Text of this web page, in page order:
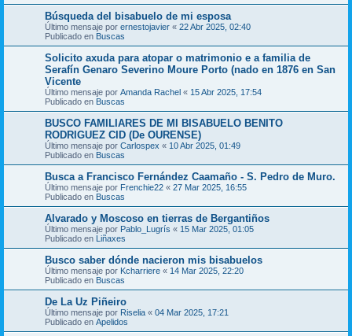
Búsqueda del bisabuelo de mi esposa
Último mensaje por ernestojavier « 22 Abr 2025, 02:40
Publicado en Buscas
Solicito axuda para atopar o matrimonio e a familia de
Serafín Genaro Severino Moure Porto (nado en 1876 en San
Vicente
Último mensaje por Amanda Rachel « 15 Abr 2025, 17:54
Publicado en Buscas
BUSCO FAMILIARES DE MI BISABUELO BENITO
RODRIGUEZ CID (De OURENSE)
Último mensaje por Carlospex « 10 Abr 2025, 01:49
Publicado en Buscas
Busca a Francisco Fernández Caamaño - S. Pedro de Muro.
Último mensaje por Frenchie22 « 27 Mar 2025, 16:55
Publicado en Buscas
Alvarado y Moscoso en tierras de Bergantiños
Último mensaje por Pablo_Lugrís « 15 Mar 2025, 01:05
Publicado en Liñaxes
Busco saber dónde nacieron mis bisabuelos
Último mensaje por Kcharriere « 14 Mar 2025, 22:20
Publicado en Buscas
De La Uz Piñeiro
Último mensaje por Riselia « 04 Mar 2025, 17:21
Publicado en Apelidos